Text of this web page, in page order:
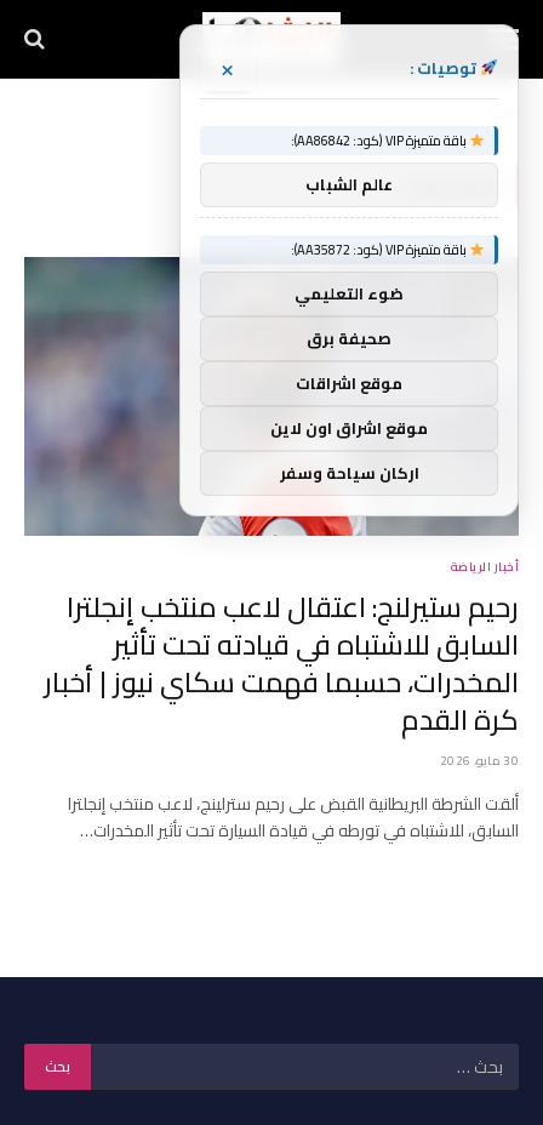
أخبار الرياضة
رحيم ستيرلنج: اعتقال لاعب منتخب إنجلترا
السابق للاشتباه في قيادته تحت تأثير
المخدرات، حسبما فهمت سكاي نيوز | أخبار
كرة القدم
30 مايو، 2026
ألقت الشرطة البريطانية القبض على رحيم سترلينج، لاعب منتخب إنجلترا
السابق، للاشتباه في تورطه في قيادة السيارة تحت تأثير المخدرات…
توصيات : ×
باقة متميزة VIP (كود: AA86842):
عالم الشباب
باقة متميزة VIP (كود: AA35872):
ضوء التعليمي
صحيفة برق
موقع اشراقات
موقع اشراق اون لاين
اركان سياحة وسفر